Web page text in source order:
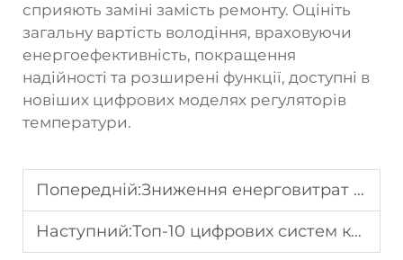
сприяють заміні замість ремонту. Оцініть
загальну вартість володіння, враховуючи
енергоефективність, покращення
надійності та розширені функції, доступні в
новіших цифрових моделях регуляторів
температури.
Попередній:Зниження енерговитрат за допомогою високоточних цифрових термостатів
Наступний:Топ-10 цифрових систем керування температурою для виробництва у 2026 році